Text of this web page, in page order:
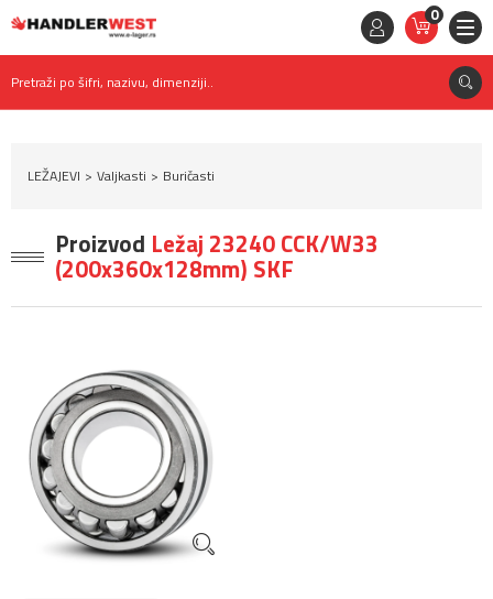
0
STAVKE
0,
RSD
Pretraži po šifri, nazivu, dimenziji..
LEŽAJEVI Valjkasti Buričasti
Proizvod Ležaj 23240 CCK/W33
(200x360x128mm) SKF